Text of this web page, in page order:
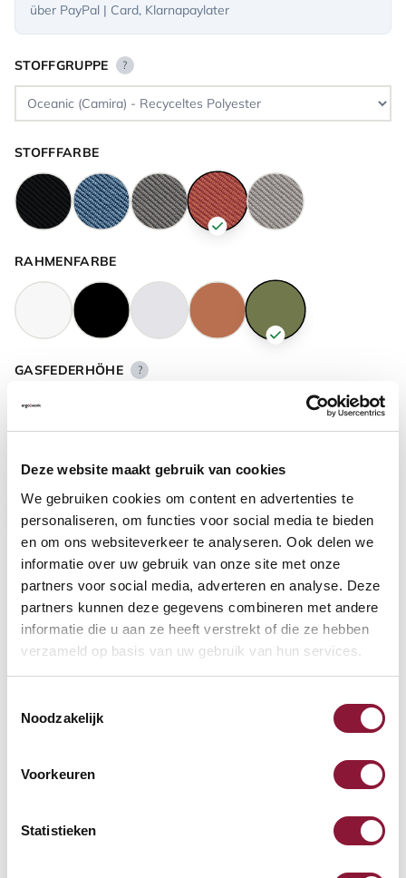
Deze website maakt gebruik van cookies
We gebruiken cookies om content en advertenties te
personaliseren, om functies voor social media te bieden
en om ons websiteverkeer te analyseren. Ook delen we
informatie over uw gebruik van onze site met onze
partners voor social media, adverteren en analyse. Deze
partners kunnen deze gegevens combineren met andere
informatie die u aan ze heeft verstrekt of die ze hebben
verzameld op basis van uw gebruik van hun services.
Noodzakelijk
Voorkeuren
Statistieken
über PayPal | Card, Klarnapaylater
STOFFGRUPPE ?
STOFFFARBE
RAHMENFARBE
GASFEDERHÖHE ?
FUSSRING ?
FUSSRING AUS POLIERTEM ALUMINIUM ?
Verfügbar